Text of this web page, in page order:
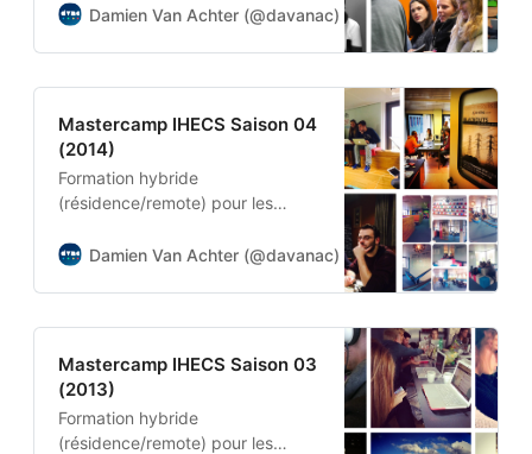
Journalisme, Marketing, Relations
Damien Van Achter (@davanac) Damien Van Achter
Mastercamp IHECS Saison 04
(2014)
Formation hybride
(résidence/remote) pour les
Journalisme, Marketing, Relations
Damien Van Achter (@davanac) Damien Van Achter
Mastercamp IHECS Saison 03
(2013)
Formation hybride
(résidence/remote) pour les